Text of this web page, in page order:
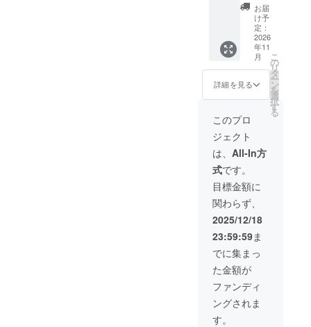
ンや
ヨーグ
ルトの
ソース
として
も楽し
める、
日常と
お酒時
間のど
ちらに
も寄り
添う万
能な一
品で
す。 名
称：一
日一
梅 梅
シロッ
プ 水
戸乃梅
ふくゆ
い 容
量：
200ml ●
原材料
名：原
賞味期
限：製
造から
約4か月
合計金
額は
×80%＋
送料
(梱包料
含む)に
なりま
す。
ト)×80
%＋送
料1340
円(梱包
料含む)
になり
効果に
も繋が
りま
す。ま
た、ジ
ンや日
使った
カクテ
わせて
も、非
常に合
いま
しい甘
さで、
パンや
ヨーグ
ルトの
ソース
として
も最適
です。
名称：
一日一
梅 梅
シロッ
季を味
わいな
がら、
昔なが
らの漬
物文化
を応援
してい
な定期
便で
す。 お
届け時
期 第1
回：冬
（3月
頃） 第
2回：春
（6月
頃） 第
3回：夏
（9月
頃） 第
4回：秋
（1月
頃） {約
5500円
木桶は
昔なが
らの雰
囲気を
感じら
れる特
別な
パッ
ケー
ジ。 食
べるた
びに伝
統の香
りと温
もりを
感じて
いただ
けるよ
う工夫
しまし
た。 贈
り物と
して
も、ご
自宅で
特別に
味わう
一品と
守り、
世界に
ひとつ
だけの
梅干し
を仕上
げてい
く体験
です。
リター
ン内容
生梅
30kg分
を仕込
み ・
藻塩や
海洋深
層水塩
など、
お好き
な国産
塩を選
んで仕
込みま
す。
・
2026年
11月以
界にひ
とつの
梅干し
水戸の
酒文化
× 梅干
しの発
酵文
化。 育
てて、
待っ
て、味
わう。
世界に
ひとつ
の梅干
しを、
あなた
の食卓
へ。 水
戸の酒
蔵 明利
酒類
（ウイ
スキー
「高
藏」／
「百年
お届
け予
定：
2026
年11
月
詳細を見る
こ
の
リ
タ
ー
ン
を
選
択
す
る
このプロ
ジェクト
は、 All-In方
式です。
目標金額に
関わらず、
2025/12/18
23:59:59ま
でに集まっ
た金額が
ファンディ
ングされま
す。